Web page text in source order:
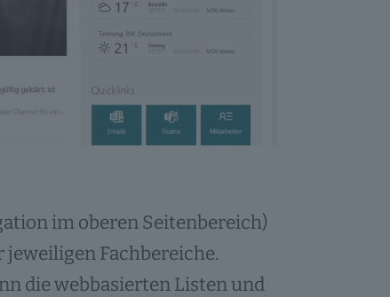
im oberen Seitenbereich)
jeweiligen Fachbereiche.
die webbasierten Listen und